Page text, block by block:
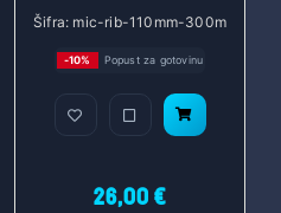
Šifra: mic-rib-110mm-300m
-10% Popust za gotovinu
26,00 €